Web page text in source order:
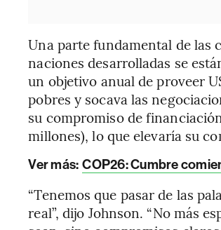
Una parte fundamental de las
naciones desarrolladas se
un objetivo anual de proveer
pobres y socava las
su compromiso de
millones), lo que elevaría su
Ver más: COP26: Cumbre
“Tenemos que pasar de las
real”, dijo Johnson. “No más